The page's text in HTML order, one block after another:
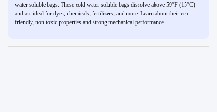
water soluble bags. These cold water soluble bags dissolve above 59°F (15°C)
and are ideal for dyes, chemicals, fertilizers, and more. Learn about their eco-
friendly, non-toxic properties and strong mechanical performance.